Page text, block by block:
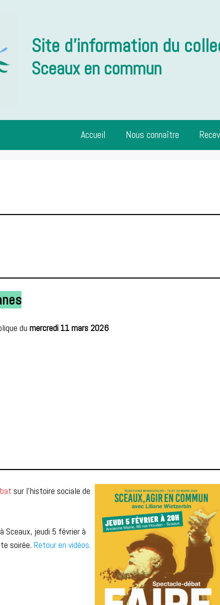
Site d'information du
Sceaux en commun
Accueil Nous connaître
du mercredi 11 mars 2026
sur l’histoire sociale de
Sceaux, jeudi 5 février à
soirée. Retour en vidéos.